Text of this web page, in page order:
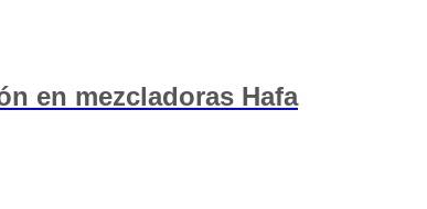
en mezcladoras Hafa